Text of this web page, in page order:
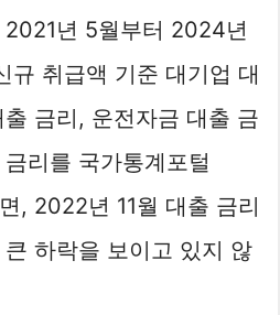
년 5월부터 2024년
규 취급액 기준 대기업 대
금리, 운전자금 대출 금
리를 국가통계포털
, 2022년 11월 대출 금리
하락을 보이고 있지 않